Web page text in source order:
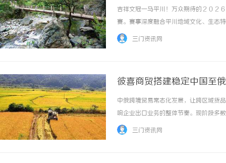
吉祥文冠一马平川！万众期待的２０２
赛。赛事深度融合平川地域文化、生态
以脚步丈量城市沃土，以奔跑诠释运动
三门资讯网
彼喜商贸搭建稳定中国至
中俄跨境贸易常态化发展，让跨区域货
响企业出口业务的整体节奏。现阶段多
善，容易受口岸政策、路况环境、属地
三门资讯网